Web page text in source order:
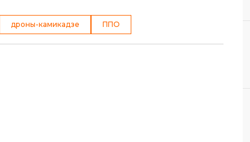
дроны-камикадзе ППО